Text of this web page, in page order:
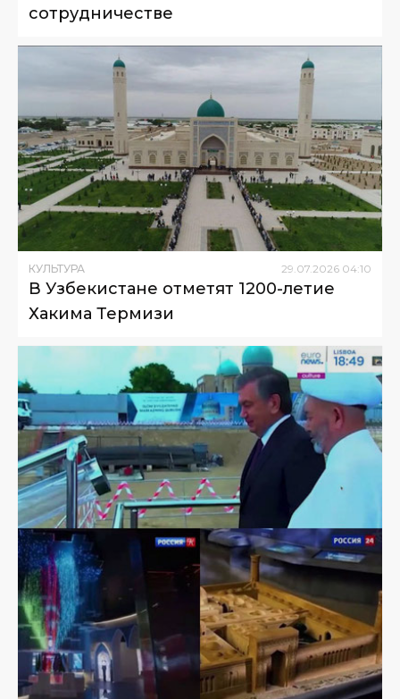
сотрудничестве
КУЛЬТУРА 29 07 2026 04:10
В Узбекистане отметят 1200-летие
Хакима Термизи